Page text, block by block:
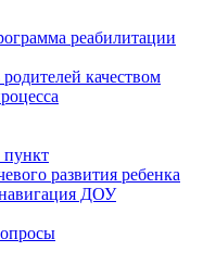
реабилитации
качеством
пункт
развития ребенка
ДОУ